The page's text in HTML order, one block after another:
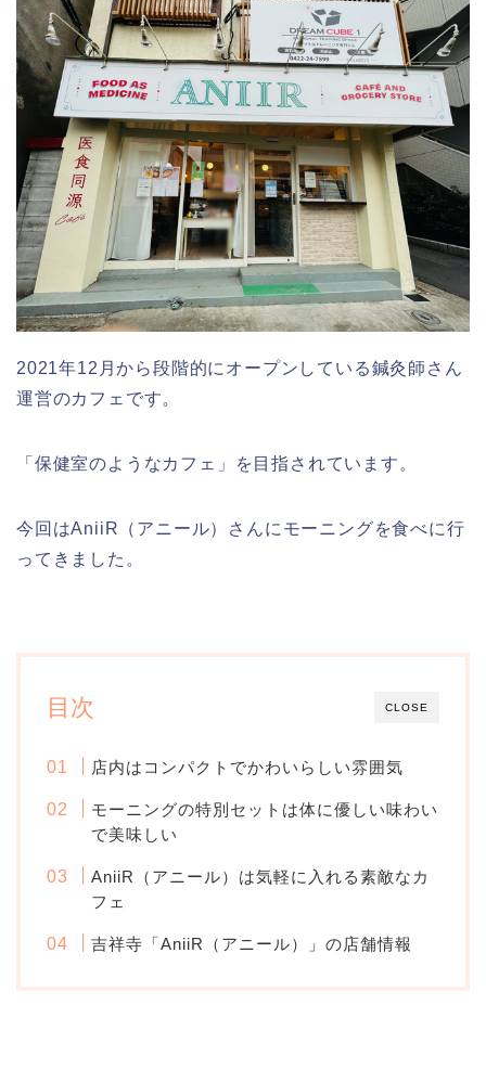
2021年12月から段階的にオープンしている鍼灸師さん
運営のカフェです。
「保健室のようなカフェ」を目指されています。
今回はAniiR（アニール）さんにモーニングを食べに行
ってきました。
CLOSE
目次
店内はコンパクトでかわいらしい雰囲気
モーニングの特別セットは体に優しい味わい
で美味しい
AniiR（アニール）は気軽に入れる素敵なカ
フェ
吉祥寺「AniiR（アニール）」の店舗情報